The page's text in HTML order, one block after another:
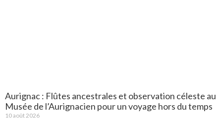
Aurignac : Flûtes ancestrales et observation céleste au
Musée de l’Aurignacien pour un voyage hors du temps
10 août 2026